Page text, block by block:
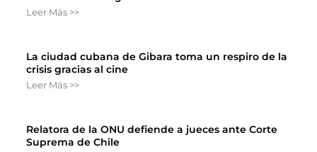
Leer Más >>
La ciudad cubana de Gibara toma un respiro de la
crisis gracias al cine
Leer Más >>
Relatora de la ONU defiende a jueces ante Corte
Suprema de Chile